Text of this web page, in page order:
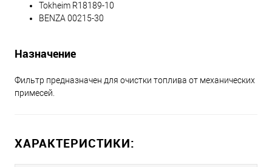
Tokheim R18189-10
BENZA 00215-30
Назначение
Фильтр предназначен для очистки топлива от механических
примесей.
ХАРАКТЕРИСТИКИ: